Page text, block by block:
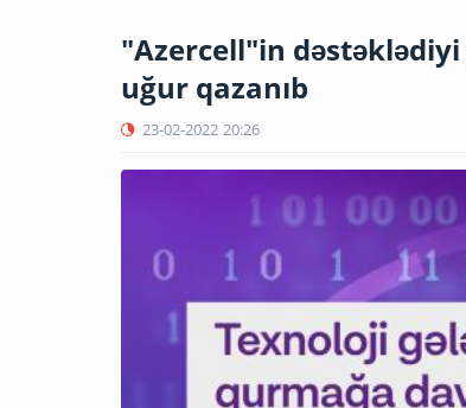
"Azercell"in
uğur qazanıb
23-02-2022 20:26